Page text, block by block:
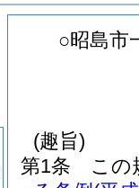
○昭島市
(趣旨)
第1条
この